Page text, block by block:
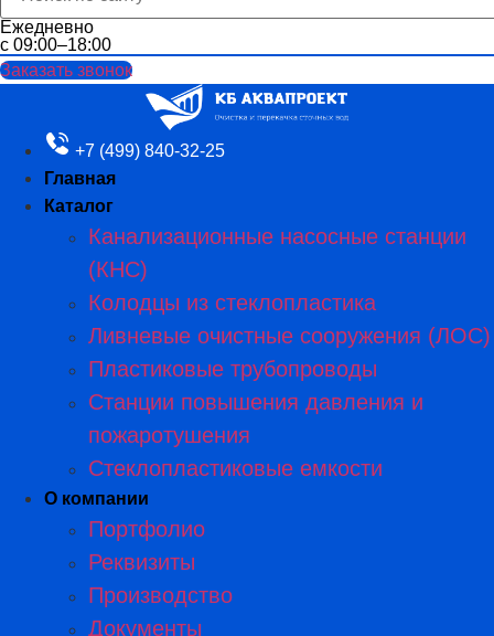
Ежедневно
с 09:00–18:00
Заказать звонок
+7 (499) 840-32-25
Главная
Каталог
Канализационные насосные станции
(КНС)
Колодцы из стеклопластика
Ливневые очистные сооружения (ЛОС)
Пластиковые трубопроводы​
Станции повышения давления и
пожаротушения
Стеклопластиковые емкости
О компании
Портфолио
Реквизиты
Производство
Документы